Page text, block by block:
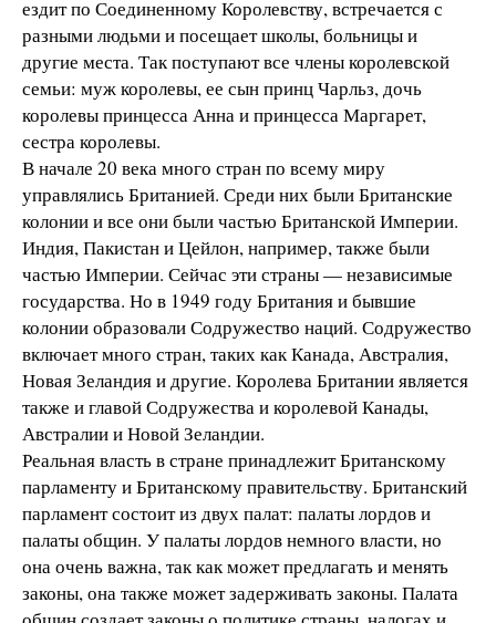
ездит по Соединенному Королевству, встречается с
разными людьми и посещает школы, больницы и
другие места. Так поступают все члены королевской
семьи: муж королевы, ее сын принц Чарльз, дочь
королевы принцесса Анна и принцесса Маргарет,
сестра королевы.
В начале 20 века много стран по всему миру
управлялись Британией. Среди них были Британские
колонии и все они были частью Британской Империи.
Индия, Пакистан и Цейлон, например, также были
частью Империи. Сейчас эти страны — независимые
государства. Но в 1949 году Британия и бывшие
колонии образовали Содружество наций. Содружество
включает много стран, таких как Канада, Австралия,
Новая Зеландия и другие. Королева Британии является
также и главой Содружества и королевой Канады,
Австралии и Новой Зеландии.
Реальная власть в стране принадлежит Британскому
парламенту и Британскому правительству. Британский
парламент состоит из двух палат: палаты лордов и
палаты общин. У палаты лордов немного власти, но
она очень важна, так как может предлагать и менять
законы, она также может задерживать законы. Палата